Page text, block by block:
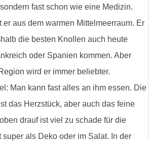
fast schon wie eine Medizin.
er aus dem warmen Mittelmeerraum. Er
die besten Knollen auch heute
oder Spanien kommen. Aber
wird er immer beliebter.
Man kann fast alles an ihm essen. Die
das Herzstück, aber auch das feine
drauf ist viel zu schade für die
super als Deko oder im Salat. In der